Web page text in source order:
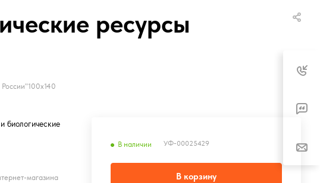
ресурсы
В наличии УФ-00025429
В корзину
биологические
магазина